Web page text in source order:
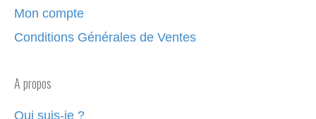
Mon compte
Conditions Générales de Ventes
A propos
Qui suis-je ?